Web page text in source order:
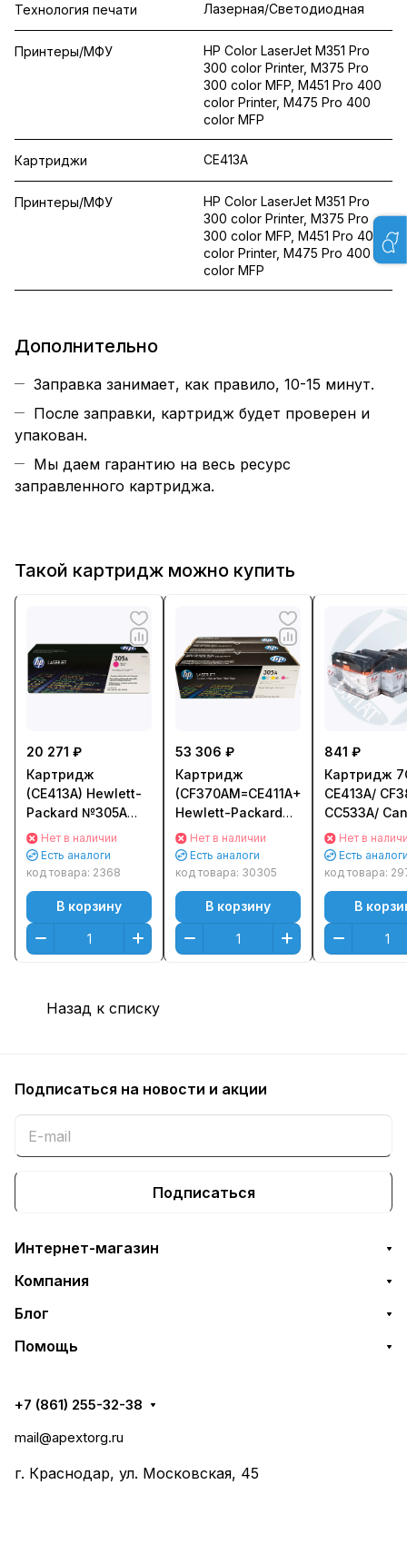
Технология печати Лазерная/Светодиодная
Принтеры/МФУ
HP Color LaserJet M351 Pro
300 color Printer, M375 Pro
300 color MFP, M451 Pro 400
color Printer, M475 Pro 400
color MFP
Картриджи CE413A
Принтеры/МФУ
HP Color LaserJet M351 Pro
300 color Printer, M375 Pro
300 color MFP, M451 Pro 400
color Printer, M475 Pro 400
color MFP
Дополнительно
Заправка занимает, как правило, 10-15 минут.
После заправки, картридж будет проверен и
упакован.
Мы даем гарантию на весь ресурс
заправленного картриджа.
Такой картридж можно купить
20 271 ₽
Картридж
(CE413A) Hewlett-
Packard №305A
для HPCLJ Color
M351/ M451/ MFP
M375/ MFP M475
Пурпурный
(Magenta)
Оригинальный
Нет в наличии
Есть аналоги
код товара: 2368
В корзину
53 306 ₽
Картридж
Hewlett-Packard
№305A для HP CLJ
Color M351/451
CMY (Голубой,
Пурпурный,
Желтый)
Оригинальный
Нет в наличии
Есть аналоги
код товара: 30305
В корзину
841 ₽
Картридж
CE413A/
CC533A/
для HP CLJ
300 Color
M476/
Canon
MF8330/
(2800стр.)
Пурпурный
Нет в
Есть
код товара:
В
Назад к списку
Подписаться на новости и акции
Подписаться
Интернет-магазин
Компания
Блог
Помощь
+7 (861) 255-32-38
mail@apextorg.ru
г. Краснодар, ул. Московская, 45